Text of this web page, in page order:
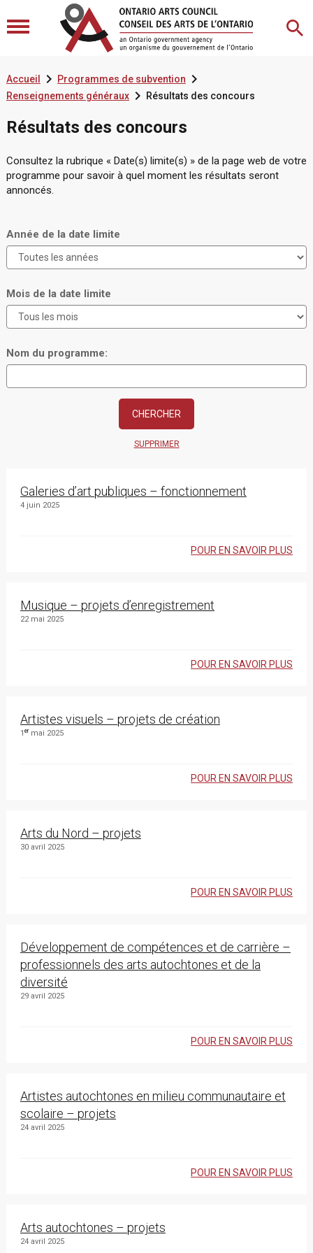
Accueil  Programmes de subvention
Renseignements généraux Résultats des concours
Résultats des concours
Consultez la rubrique « Date(s) limite(s) » de la page web de votre
programme pour savoir à quel moment les résultats seront
annoncés.
Année de la date limite
Mois de la date limite
Nom du programme:
SUPPRIMER
Galeries d’art publiques – fonctionnement
4 juin 2025
POUR EN SAVOIR PLUS
Musique – projets d’enregistrement
22 mai 2025
POUR EN SAVOIR PLUS
Artistes visuels – projets de création
1 ermai 2025
POUR EN SAVOIR PLUS
Arts du Nord – projets
30 avril 2025
POUR EN SAVOIR PLUS
Développement de compétences et de carrière –
professionnels des arts autochtones et de la
diversité
29 avril 2025
POUR EN SAVOIR PLUS
Artistes autochtones en milieu communautaire et
scolaire – projets
24 avril 2025
POUR EN SAVOIR PLUS
Arts autochtones – projets
24 avril 2025